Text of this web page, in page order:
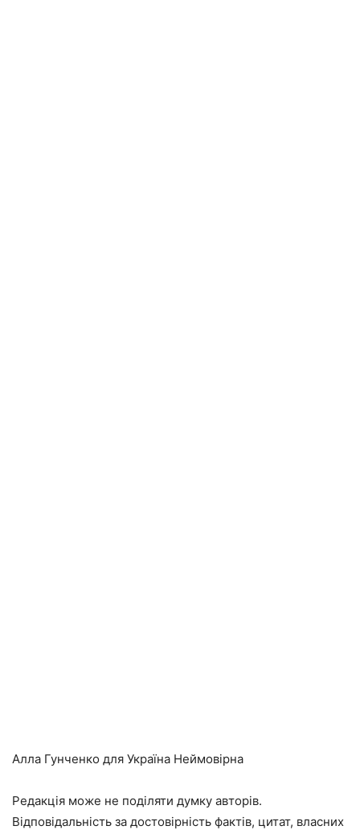
Алла Гунченко для Україна Неймовірна
Редакція може не поділяти думку авторів.
Відповідальність за достовірність фактів, цитат, власних